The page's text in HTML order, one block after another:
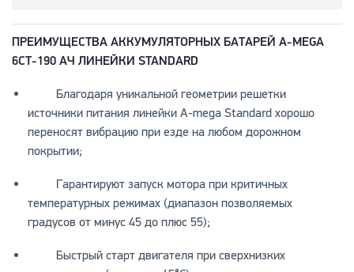
ПРЕИМУЩЕСТВА АККУМУЛЯТОРНЫХ БАТАРЕЙ A-MEGA
6СТ-190 АЧ ЛИНЕЙКИ STANDARD
Благодаря уникальной геометрии решетки
источники питания линейки A-mega Standard хорошо
переносят вибрацию при езде на любом дорожном
покрытии;
Гарантируют запуск мотора при критичных
температурных режимах (диапазон позволяемых
градусов от минус 45 до плюс 55);
Быстрый старт двигателя при сверхнизких